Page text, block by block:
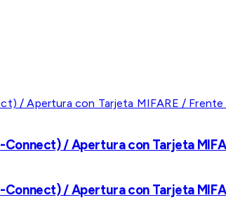
/ Apertura con Tarjeta
/ Apertura con Tarjeta